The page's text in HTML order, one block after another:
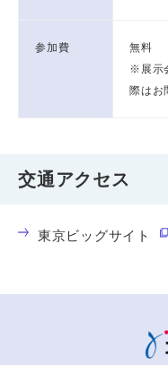
参加費
無料
※展示
際はお
交通アクセス
東京ビッグサイト